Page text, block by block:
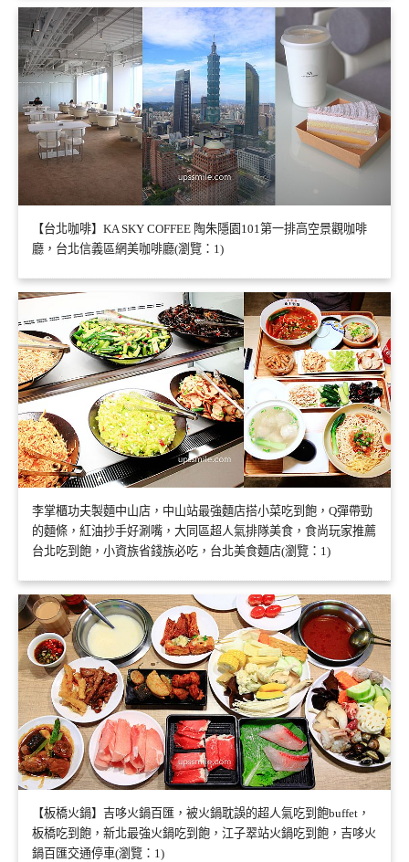
【台北咖啡】KA SKY COFFEE 陶朱隱園101第一排高空景觀咖啡
廳，台北信義區網美咖啡廳(瀏覽：1)
李掌櫃功夫製麵中山店，中山站最強麵店搭小菜吃到飽，Q彈帶勁
的麵條，紅油抄手好涮嘴，大同區超人氣排隊美食，食尚玩家推薦
台北吃到飽，小資族省錢族必吃，台北美食麵店(瀏覽：1)
【板橋火鍋】吉哆火鍋百匯，被火鍋耽誤的超人氣吃到飽buffet，
板橋吃到飽，新北最強火鍋吃到飽，江子翠站火鍋吃到飽，吉哆火
鍋百匯交通停車(瀏覽：1)